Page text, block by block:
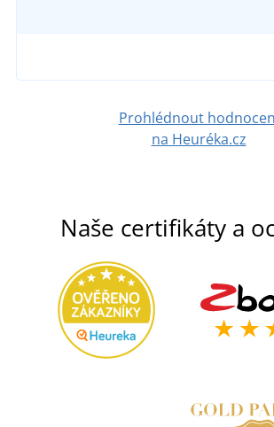
389 Kč
Prohlédnout
na Heuréka.cz
Naše certifikáty a